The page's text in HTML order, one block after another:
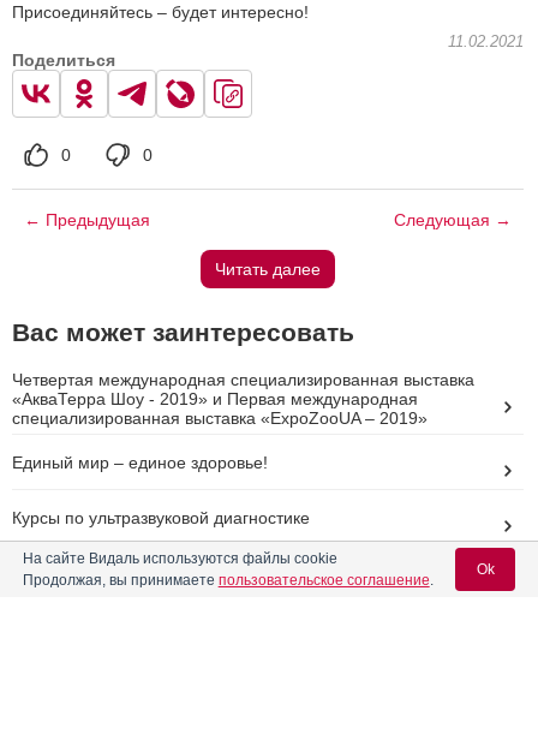
Присоединяйтесь – будет интересно!
11.02.2021
Поделиться
0 0
← Предыдущая Следующая →
Читать далее
Вас может заинтересовать
Четвертая международная специализированная выставка
«АкваТерра Шоу - 2019» и Первая международная
специализированная выставка «ExpoZooUA – 2019»
Единый мир – единое здоровье!
Курсы по ультразвуковой диагностике
Дата проведения X Международного ветеринарного
конгресса«Единый мир – Единое здоровье» переносится
На сайте Видаль используются файлы cookie
Продолжая, вы принимаете пользовательское соглашение.
Ok